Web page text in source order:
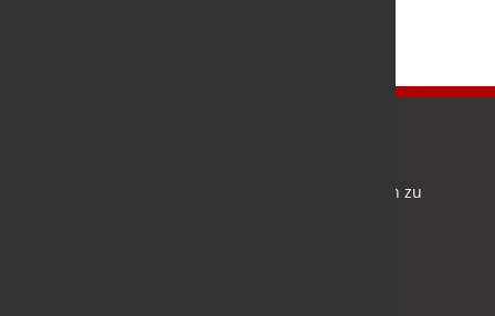
Bleiben Sie auf dem Laufenden und melden Sie sich zu